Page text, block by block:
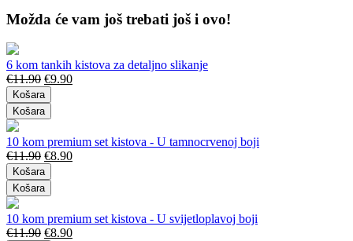
Možda će vam još trebati još i ovo!
6 kom tankih kistova za detaljno slikanje
€11.90 €9.90
Košara
Košara
10 kom premium set kistova - U tamnocrvenoj boji
€11.90 €8.90
Košara
Košara
10 kom premium set kistova - U svijetloplavoj boji
€11.90 €8.90